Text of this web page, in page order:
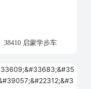
38410 启蒙学步车